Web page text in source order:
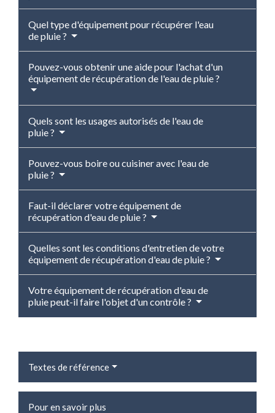
Quel type d'équipement pour récupérer l'eau
de pluie ?
Pouvez-vous obtenir une aide pour l'achat d'un
équipement de récupération de l'eau de pluie ?
Quels sont les usages autorisés de l'eau de
pluie ?
Pouvez-vous boire ou cuisiner avec l'eau de
pluie ?
Faut-il déclarer votre équipement de
récupération d'eau de pluie ?
Quelles sont les conditions d'entretien de votre
équipement de récupération d'eau de pluie ?
Votre équipement de récupération d'eau de
pluie peut-il faire l'objet d'un contrôle ?
Textes de référence
Pour en savoir plus